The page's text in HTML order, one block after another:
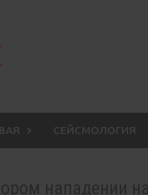
СЕЙСМОЛОГИЯ
нападении